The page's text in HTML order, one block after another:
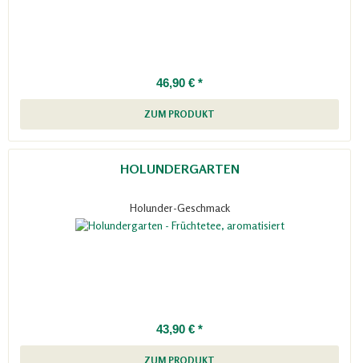
46,90 € *
ZUM PRODUKT
HOLUNDERGARTEN
Holunder-Geschmack
43,90 € *
ZUM PRODUKT